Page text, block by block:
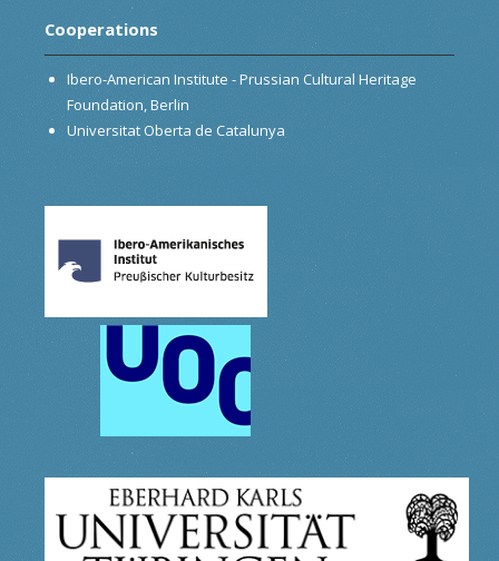
Cooperations
Ibero-American Institute - Prussian Cultural Heritage
Foundation, Berlin
Universitat Oberta de Catalunya